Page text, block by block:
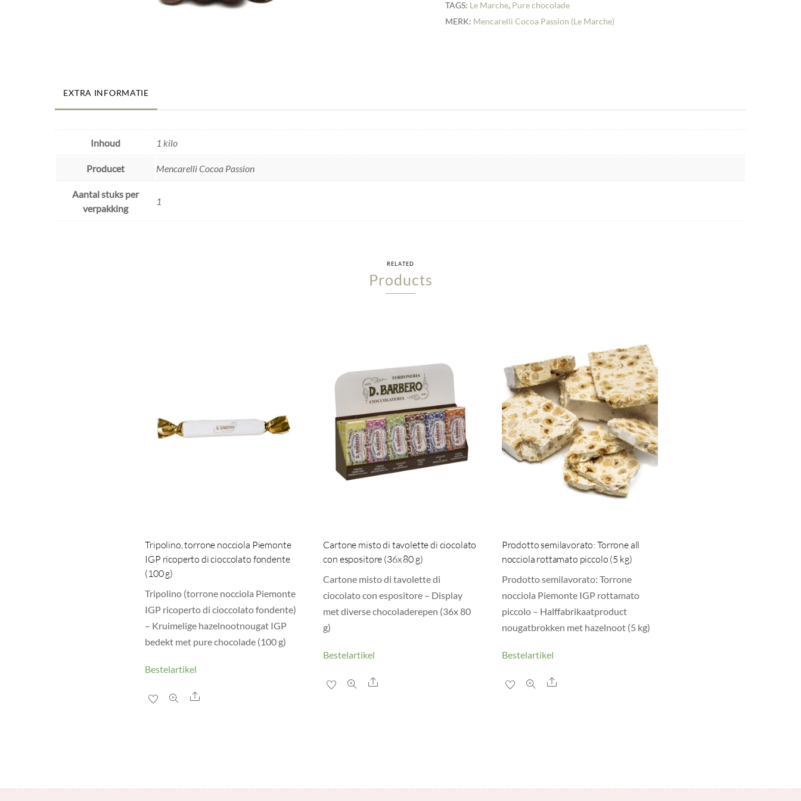
TAGS: Le Marche, Pure chocolade
MERK: Mencarelli Cocoa Passion (Le Marche)
EXTRA INFORMATIE
Inhoud 1 kilo
Producet Mencarelli Cocoa Passion
Aantal stuks per
verpakking
1
RELATED
Products
Tripolino, torrone nocciola Piemonte
IGP ricoperto di cioccolato fondente
(100 g)
Tripolino (torrone nocciola Piemonte
IGP ricoperto di cioccolato fondente)
– Kruimelige hazelnootnougat IGP
bedekt met pure chocolade (100 g)
Bestelartikel
Share
Cartone misto di tavolette di ciocolato
con espositore (36x 80 g)
Cartone misto di tavolette di
ciocolato con espositore – Display
met diverse chocoladerepen (36x 80
g)
Bestelartikel
Share
Prodotto semilavorato: Torrone all
nocciola rottamato piccolo (5 kg)
Prodotto semilavorato: Torrone
nocciola Piemonte IGP rottamato
piccolo – Halffabrikaatproduct
nougatbrokken met hazelnoot (5 kg)
Bestelartikel
Share